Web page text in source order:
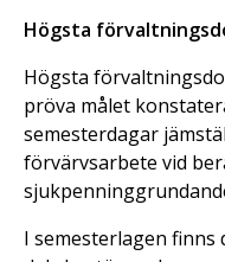
Högsta
Högsta
pröva målet
semesterdagar
förvärvsarbete vid
I semesterlagen